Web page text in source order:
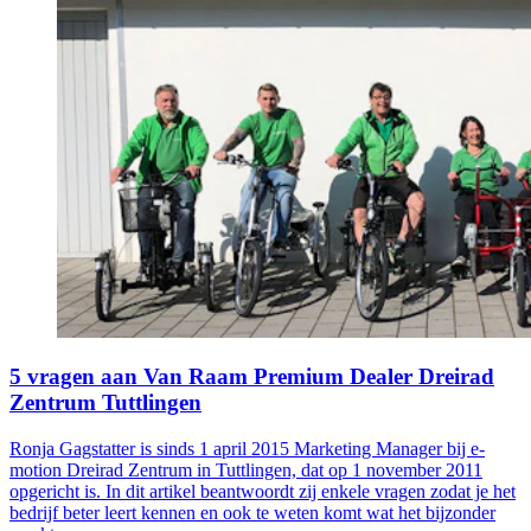
5 vragen aan Van Raam Premium Dealer Dreirad
Zentrum Tuttlingen
Ronja Gagstatter is sinds 1 april 2015 Marketing Manager bij e-
motion Dreirad Zentrum in Tuttlingen, dat op 1 november 2011
opgericht is. In dit artikel beantwoordt zij enkele vragen zodat je het
bedrijf beter leert kennen en ook te weten komt wat het bijzonder